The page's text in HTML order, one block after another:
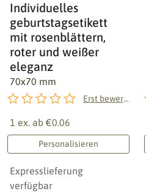
Individuelles
geburtstagsetikett
mit rosenblättern,
roter und weißer
eleganz
70x70 mm
Erst bewerten!
1 ex. ab €0.06
Personalisieren
Expresslieferung
verfügbar